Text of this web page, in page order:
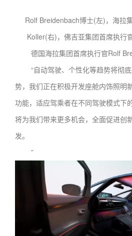
Rolf Breidenbach博士(左)，海拉
Koller(右)，佛吉亚集团首席执行
德国海拉集团首席执行官Rolf
“自动驾驶、个性化等趋势将彻底
势，我们正在积极开发座舱内饰照明
功能，适应驾乘者在不同驾驶模式下
将为我们带来更多机会，全面促进创
发。
”